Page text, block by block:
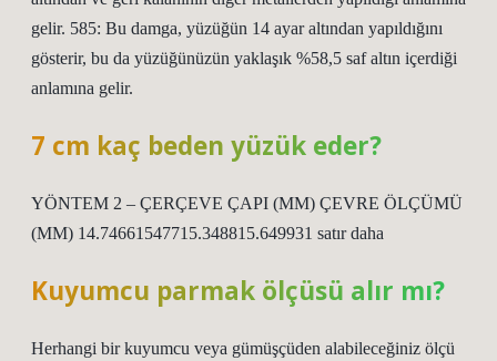
gelir. 585: Bu damga, yüzüğün 14 ayar altından yapıldığını
gösterir, bu da yüzüğünüzün yaklaşık %58,5 saf altın içerdiği
anlamına gelir.
7 cm kaç beden yüzük eder?
YÖNTEM 2 – ÇERÇEVE ÇAPI (MM) ÇEVRE ÖLÇÜMÜ
(MM) 14.74661547715.348815.649931 satır daha
Kuyumcu parmak ölçüsü alır mı?
Herhangi bir kuyumcu veya gümüşçüden alabileceğiniz ölçü